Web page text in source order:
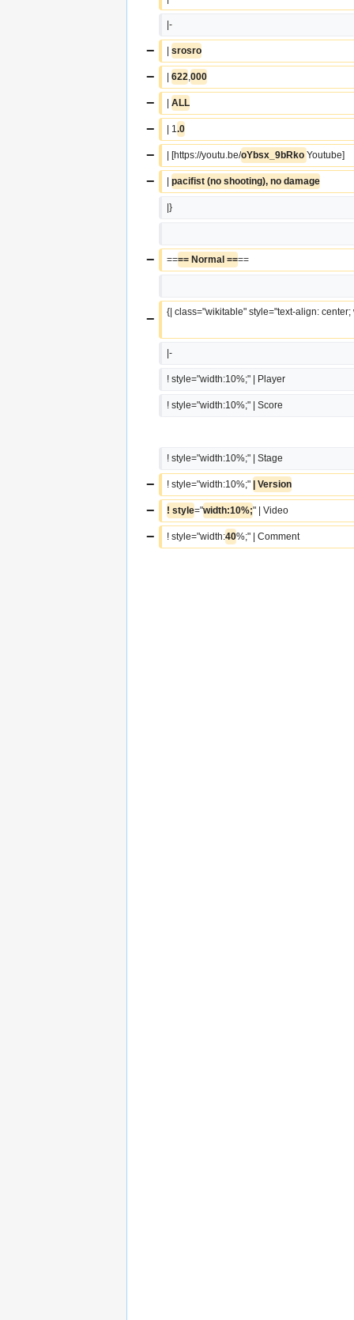
|-
− | srosro
− | 622 ,000
− | ALL
− | 1.0
− | [https://youtu.be/oYbsx_9bRko Youtube]
− | pacifist (no shooting), no damage
|}
− ==== Normal ====
− {| class="wikitable" style="text-align: center;
|-
! style="width:10%;" | Player
! style="width:10%;" | Score
! style="width:10%;" | Stage
− ! style="width:10%;" | Version
− ! style="width:10%;" | Video
− ! style="width:40%;" | Comment